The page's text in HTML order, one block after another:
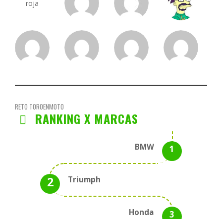
RETO TOROENMOTO
RANKING X MARCAS
BMW
Triumph
Honda